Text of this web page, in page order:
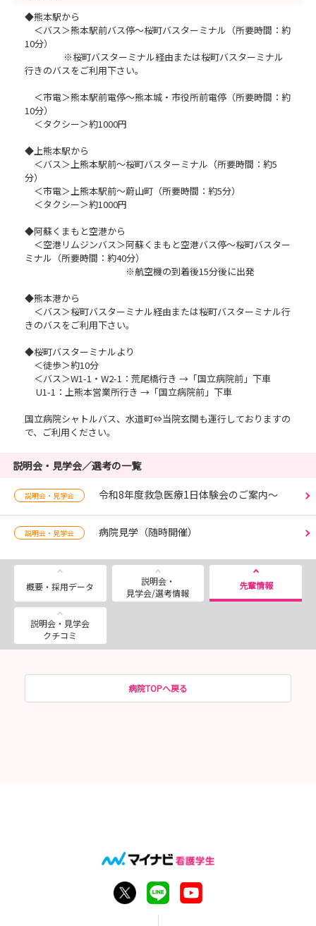
◆熊本駅から
＜バス＞熊本駅前バス停～桜町バスターミナル（所要時間：約
10分）
※桜町バスターミナル経由または桜町バスターミナル
行きのバスをご利用下さい。
＜市電＞熊本駅前電停～熊本城・市役所前電停（所要時間：約
10分）
＜タクシー＞約1000円
◆上熊本駅から
＜バス＞上熊本駅前～桜町バスターミナル（所要時間：約5
分）
＜市電＞上熊本駅前～蔚山町（所要時間：約5分）
＜タクシー＞約1000円
◆阿蘇くまもと空港から
＜空港リムジンバス＞阿蘇くまもと空港バス停～桜町バスター
ミナル（所要時間：約40分）
※航空機の到着後15分後に出発
◆熊本港から
＜バス＞桜町バスターミナル経由または桜町バスターミナル行
きのバスをご利用下さい。
◆桜町バスターミナルより
＜徒歩＞約10分
＜バス＞W1-1・W2-1：荒尾橋行き →「国立病院前」下車
U1-1：上熊本営業所行き →「国立病院前」下車
国立病院シャトルバス、水道町⇔当院玄関も運行しておりますの
で、ご利用ください。
説明会・見学会／選考の一覧
説明会・見学会 令和8年度救急医療1日体験会のご案内～
説明会・見学会 病院見学（随時開催）
概要・採用データ
説明会・
見学会/選考情報
先輩情報
説明会・見学会
クチコミ
病院TOPへ戻る